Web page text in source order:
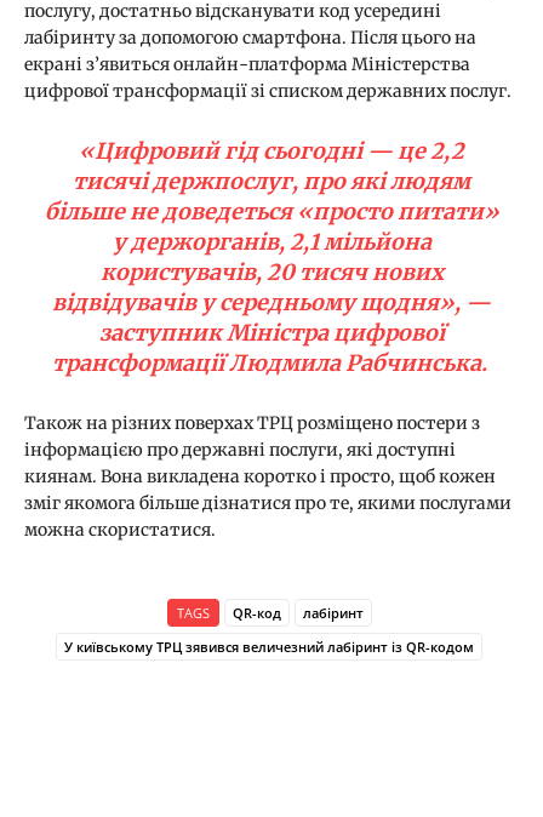
послугу, достатньо відсканувати код усередині
лабіринту за допомогою смартфона. Після цього на
екрані з’явиться онлайн-платформа Міністерства
цифрової трансформації зі списком державних послуг.
«Цифровий гід сьогодні — це 2,2
тисячі держпослуг, про які людям
більше не доведеться «просто питати»
у держорганів, 2,1 мільйона
користувачів, 20 тисяч нових
відвідувачів у середньому щодня», —
заступник Міністра цифрової
трансформації Людмила Рабчинська.
Також на різних поверхах ТРЦ розміщено постери з
інформацією про державні послуги, які доступні
киянам. Вона викладена коротко і просто, щоб кожен
зміг якомога більше дізнатися про те, якими послугами
можна скористатися.
TAGS QR-код
лабіринт
У київському ТРЦ зявився величезний лабіринт із QR-кодом